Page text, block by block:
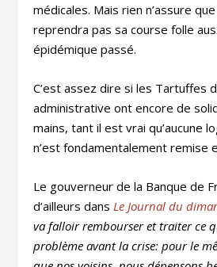
médicales. Mais rien n’assure
reprendra pas sa course folle
épidémique passé.
C’est assez dire si les Tartuffes
administrative ont encore de
mains, tant il est vrai qu’aucune
n’est fondamentalement remise
Le gouverneur de la Banque de
d’ailleurs dans Le Journal du
va falloir rembourser et traiter ce
problème avant la crise: pour le